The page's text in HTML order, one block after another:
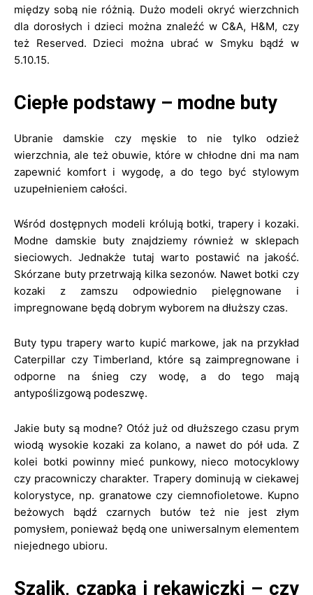
między sobą nie różnią. Dużo modeli okryć wierzchnich
dla dorosłych i dzieci można znaleźć w C&A, H&M, czy
też Reserved. Dzieci można ubrać w Smyku bądź w
5.10.15.
Ciepłe podstawy – modne buty
Ubranie damskie czy męskie to nie tylko odzież
wierzchnia, ale też obuwie, które w chłodne dni ma nam
zapewnić komfort i wygodę, a do tego być stylowym
uzupełnieniem całości.
Wśród dostępnych modeli królują botki, trapery i kozaki.
Modne damskie buty znajdziemy również w sklepach
sieciowych. Jednakże tutaj warto postawić na jakość.
Skórzane buty przetrwają kilka sezonów. Nawet botki czy
kozaki z zamszu odpowiednio pielęgnowane i
impregnowane będą dobrym wyborem na dłuższy czas.
Buty typu trapery warto kupić markowe, jak na przykład
Caterpillar czy Timberland, które są zaimpregnowane i
odporne na śnieg czy wodę, a do tego mają
antypoślizgową podeszwę.
Jakie buty są modne? Otóż już od dłuższego czasu prym
wiodą wysokie kozaki za kolano, a nawet do pół uda. Z
kolei botki powinny mieć punkowy, nieco motocyklowy
czy pracowniczy charakter. Trapery dominują w ciekawej
kolorystyce, np. granatowe czy ciemnofioletowe. Kupno
beżowych bądź czarnych butów też nie jest złym
pomysłem, ponieważ będą one uniwersalnym elementem
niejednego ubioru.
Szalik, czapka i rękawiczki – czy